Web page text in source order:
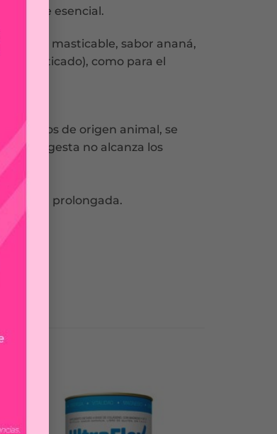
esencial.
masticable, sabor ananá,
como para el
de origen animal, se
ingesta no alcanza los
forma prolongada.